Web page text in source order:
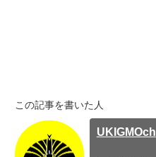
この記事を書いた人
UKIGMOch